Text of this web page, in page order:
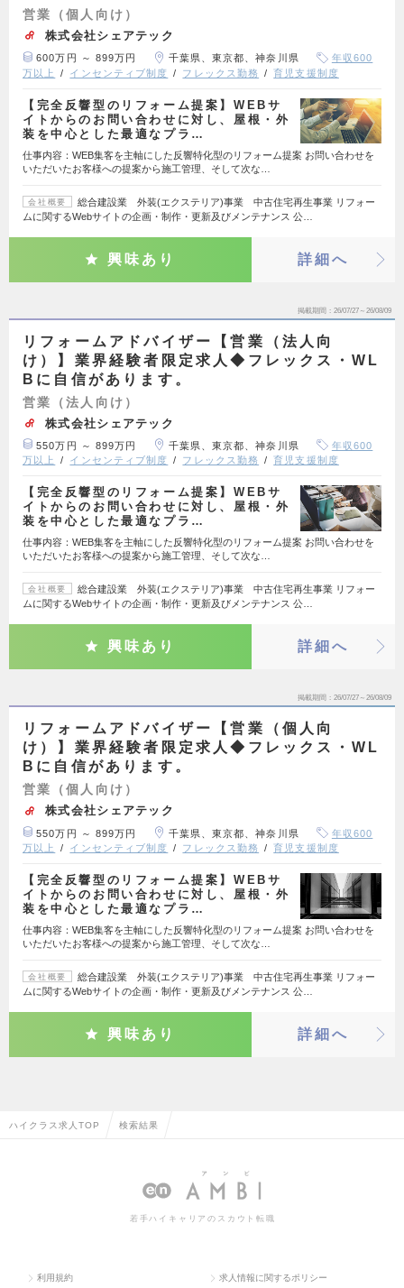
営業（個人向け）
株式会社シェアテック
600万円 ～ 899万円 千葉県、東京都、神奈川県
年収600
万以上
インセンティブ制度 フレックス勤務 育児支援制度
【完全反響型のリフォーム提案】WEBサ
イトからのお問い合わせに対し、屋根・外
装を中心とした最適なプラ…
仕事内容：WEB集客を主軸にした反響特化型のリフォーム提案 お問い合わせを
いただいたお客様への提案から施工管理、そして次な…
会社概要
総合建設業 外装(エクステリア)事業 中古住宅再生事業 リフォー
ムに関するWebサイトの企画・制作・更新及びメンテナンス 公…
興味あり 詳細へ
掲載期間 26/07/27～26/08/09
リフォームアドバイザー【営業（法人向
け）】業界経験者限定求人◆フレックス・WL
Bに自信があります。
営業（法人向け）
株式会社シェアテック
550万円 ～ 899万円 千葉県、東京都、神奈川県
年収600
万以上
インセンティブ制度 フレックス勤務 育児支援制度
【完全反響型のリフォーム提案】WEBサ
イトからのお問い合わせに対し、屋根・外
装を中心とした最適なプラ…
仕事内容：WEB集客を主軸にした反響特化型のリフォーム提案 お問い合わせを
いただいたお客様への提案から施工管理、そして次な…
会社概要
総合建設業 外装(エクステリア)事業 中古住宅再生事業 リフォー
ムに関するWebサイトの企画・制作・更新及びメンテナンス 公…
興味あり 詳細へ
掲載期間 26/07/27～26/08/09
リフォームアドバイザー【営業（個人向
け）】業界経験者限定求人◆フレックス・WL
Bに自信があります。
営業（個人向け）
株式会社シェアテック
550万円 ～ 899万円 千葉県、東京都、神奈川県
年収600
万以上
インセンティブ制度 フレックス勤務 育児支援制度
【完全反響型のリフォーム提案】WEBサ
イトからのお問い合わせに対し、屋根・外
装を中心とした最適なプラ…
仕事内容：WEB集客を主軸にした反響特化型のリフォーム提案 お問い合わせを
いただいたお客様への提案から施工管理、そして次な…
会社概要
総合建設業 外装(エクステリア)事業 中古住宅再生事業 リフォー
ムに関するWebサイトの企画・制作・更新及びメンテナンス 公…
興味あり 詳細へ
ハイクラス求人TOP 検索結果
若手ハイキャリアのスカウト転職
利用規約 求人情報に関するポリシー